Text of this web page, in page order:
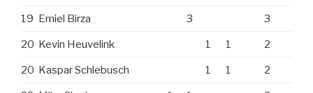
19 Emiel Birza 3 3
20 Kevin Heuvelink 1 1 2
20 Kaspar Schlebusch 1 1 2